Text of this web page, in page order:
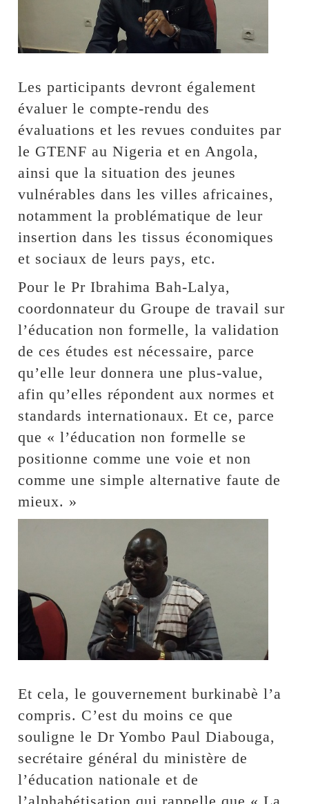
Les participants devront également
évaluer le compte-rendu des
évaluations et les revues conduites par
le GTENF au Nigeria et en Angola,
ainsi que la situation des jeunes
vulnérables dans les villes africaines,
notamment la problématique de leur
insertion dans les tissus économiques
et sociaux de leurs pays, etc.
Pour le Pr Ibrahima Bah-Lalya,
coordonnateur du Groupe de travail sur
l’éducation non formelle, la validation
de ces études est nécessaire, parce
qu’elle leur donnera une plus-value,
afin qu’elles répondent aux normes et
standards internationaux. Et ce, parce
que « l’éducation non formelle se
positionne comme une voie et non
comme une simple alternative faute de
mieux. »
Et cela, le gouvernement burkinabè l’a
compris. C’est du moins ce que
souligne le Dr Yombo Paul Diabouga,
secrétaire général du ministère de
l’éducation nationale et de